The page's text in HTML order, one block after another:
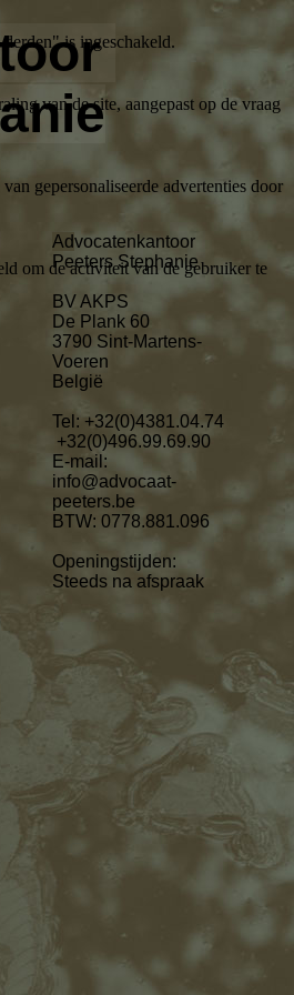
Advocatenkantoor
Peeters Stephanie
BV AKPS
De Plank 60
3790 Sint-Martens-
Voeren
België
Tel: +32(0)4381.04.74
+32(0)496.99.69.90
E-mail:
info@advocaat-
peeters.be
BTW: 0778.881.096
Openingstijden:
Steeds na afspraak
is ingeschakeld.
van de site, aangepast op de vraag
gepersonaliseerde advertenties door
om de activiteit van de gebruiker te